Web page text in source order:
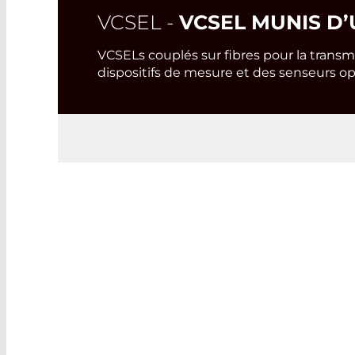
VCSEL - VCSEL MUNIS
VCSELs couplés sur fibres pour la
dispositifs de mesure et des senseurs
VCSEL AVEC